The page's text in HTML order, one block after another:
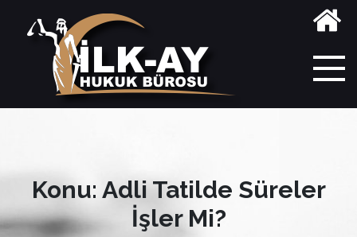
Konu: Adli Tatilde Süreler
İşler Mi?